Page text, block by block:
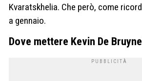
Kvaratskhelia. Che però, come
a gennaio.
Dove mettere Kevin De